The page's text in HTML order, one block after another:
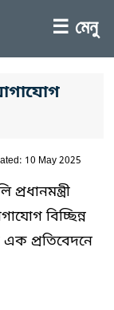
☰ মেনু
10 May 2025
প্রধানমন্ত্রী
বিচ্ছিন্ন
এক প্রতিবেদনে